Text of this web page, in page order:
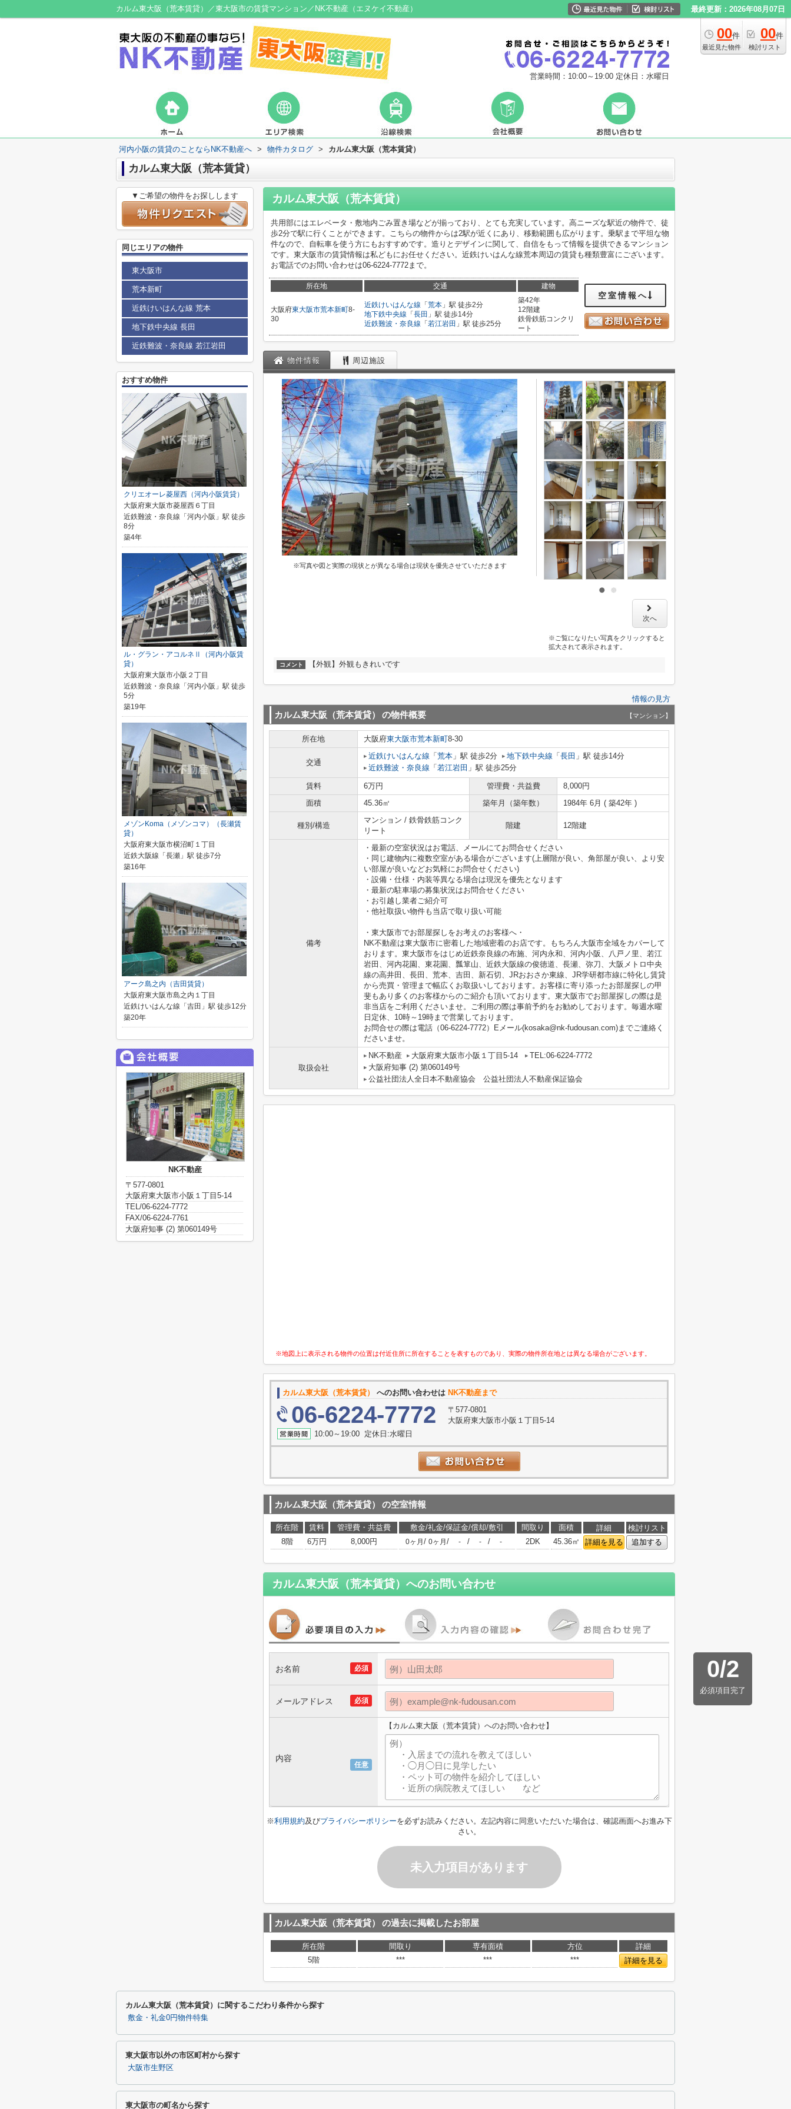
カルム東大阪（荒本賃貸）／東大阪市の賃貸マンション／NK不動産（エヌケイ不動産） 最終更新：2026年08月07日
00件
最近見た物件
00件
検討リスト
営業時間：10:00～19:00 定休日：水曜日
河内小阪の賃貸のことならNK不動産へ > 物件カタログ > カルム東大阪（荒本賃貸）
カルム東大阪（荒本賃貸）
カルム東大阪（荒本賃貸）
共用部にはエレベータ・敷地内ごみ置き場などが揃っており、とても充実しています。高ニーズな駅近の物件で、徒
歩2分で駅に行くことができます。こちらの物件からは2駅が近くにあり、移動範囲も広がります。乗駅まで平坦な物
件なので、自転車を使う方にもおすすめです。造りとデザインに関して、自信をもって情報を提供できるマンション
です。東大阪市の賃貸情報は私どもにお任せください。近鉄けいはんな線荒本周辺の賃貸も種類豊富にございます。
お電話でのお問い合わせは06-6224-7772まで。
所在地 交通 建物
大阪府東大阪市荒本新町8-
30
近鉄けいはんな線 「 荒本 」駅 徒歩2分
地下鉄中央線 「 長田 」駅 徒歩14分
近鉄難波・奈良線 「 若江岩田 」駅 徒歩25分
築42年
12階建
鉄骨鉄筋コンクリ
ート
空室情報へ
物件情報 周辺施設
※写真や図と実際の現状とが異なる場合は現状を優先させていただきます
次へ
※ご覧になりたい写真をクリックすると
拡大されて表示されます。
コメント 【外観】外観もきれいです
情報の見方
カルム東大阪（荒本賃貸） の物件概要 【マンション】
所在地 大阪府東大阪市荒本新町8-30
交通
近鉄けいはんな線 「 荒本 」駅 徒歩2分 地下鉄中央線 「 長田 」駅 徒歩14分
近鉄難波・奈良線 「 若江岩田 」駅 徒歩25分
賃料 6万円 管理費・共益費
8,000円
面積
45.36㎡ 築年月（築年数） 1984年 6月 ( 築42年 )
種別/構造
マンション / 鉄骨鉄筋コンク
リート
階建 12階建
備考
・最新の空室状況はお電話、メールにてお問合せください
・同じ建物内に複数空室がある場合がございます(上層階が良い、角部屋が良い、より安
い部屋が良いなどお気軽にお問合せください)
・設備・仕様・内装等異なる場合は現況を優先となります
・最新の駐車場の募集状況はお問合せください
・お引越し業者ご紹介可
・他社取扱い物件も当店で取り扱い可能
・東大阪市でお部屋探しをお考えのお客様へ・
NK不動産は東大阪市に密着した地域密着のお店です。もちろん大阪市全域をカバーして
おります。東大阪市をはじめ近鉄奈良線の布施、河内永和、河内小阪、八戸ノ里、若江
岩田、河内花園、東花園、瓢箪山、近鉄大阪線の俊徳道、長瀬、弥刀、大阪メトロ中央
線の高井田、長田、荒本、吉田、新石切、JRおおさか東線、JR学研都市線に特化し賃貸
から売買・管理まで幅広くお取扱いしております。お客様に寄り添ったお部屋探しの甲
斐もあり多くのお客様からのご紹介も頂いております。東大阪市でお部屋探しの際は是
非当店をご利用くださいませ。ご利用の際は事前予約をお勧めしております。毎週水曜
日定休、10時～19時まで営業しております。
お問合せの際は電話（06-6224-7772）Eメール(kosaka@nk-fudousan.com)までご連絡く
ださいませ。
取扱会社
NK不動産 大阪府東大阪市小阪１丁目5-14
TEL:06-6224-7772
大阪府知事 (2) 第060149号
公益社団法人全日本不動産協会 公益社団法人不動産保証協会
※地図上に表示される物件の位置は付近住所に所在することを表すものであり、実際の物件所在地とは異なる場合がございます。
カルム東大阪（荒本賃貸） へのお問い合わせは NK不動産まで
06-6224-7772
〒577-0801
大阪府東大阪市小阪１丁目5-14
10:00～19:00 定休日:水曜日
カルム東大阪（荒本賃貸） の空室情報
所在階 賃料 管理費・共益費 敷金/礼金/保証金/償却/敷引 間取り 面積 詳細
検討リスト
8階
6万円 8,000円 0ヶ月 / 0ヶ月 / - / - / - 2DK 45.36㎡ 詳細を見る 追加する
カルム東大阪（荒本賃貸） へのお問い合わせ
0/2
必須項目完了
必須
お名前
必須
メールアドレス
任意
内容
【カルム東大阪（荒本賃貸）へのお問い合わせ】
※利用規約及びプライバシーポリシーを必ずお読みください。左記内容に同意いただいた場合は、確認画面へお進み下
さい。
未入力項目があります
カルム東大阪（荒本賃貸） の過去に掲載したお部屋
所在階 間取り 専有面積 方位
詳細
5階
*** *** *** 詳細を見る
▼ご希望の物件をお探しします
同じエリアの物件
東大阪市
荒本新町
近鉄けいはんな線 荒本
地下鉄中央線 長田
近鉄難波・奈良線 若江岩田
おすすめ物件
クリエオーレ菱屋西（河内小阪賃貸）
大阪府東大阪市菱屋西６丁目
近鉄難波・奈良線「河内小阪」駅 徒歩
8分
築4年
ル・グラン・アコルネⅡ（河内小阪賃
貸）
大阪府東大阪市小阪２丁目
近鉄難波・奈良線「河内小阪」駅 徒歩
5分
築19年
メゾンKoma（メゾンコマ）（長瀬賃
貸）
大阪府東大阪市横沼町１丁目
近鉄大阪線「長瀬」駅 徒歩7分
築16年
アーク島之内（吉田賃貸）
大阪府東大阪市島之内１丁目
近鉄けいはんな線「吉田」駅 徒歩12分
築20年
NK不動産
〒577-0801
大阪府東大阪市小阪１丁目5-14
TEL/06-6224-7772
FAX/06-6224-7761
大阪府知事 (2) 第060149号
カルム東大阪（荒本賃貸）に関するこだわり条件から探す
敷金・礼金0円物件特集
東大阪市以外の市区町村から探す
大阪市生野区
東大阪市の町名から探す